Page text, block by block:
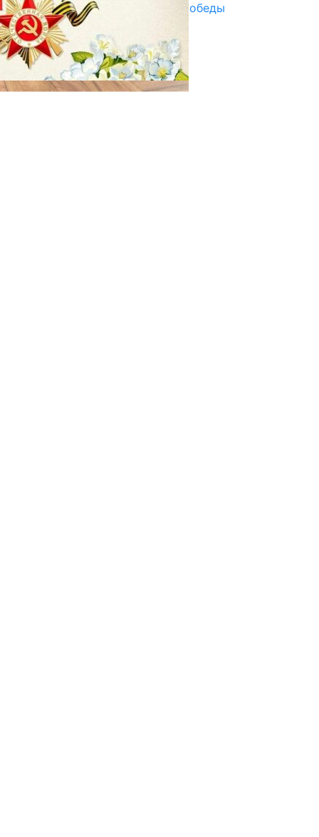
Награды в преддверии Дня Победы
29.04.2025